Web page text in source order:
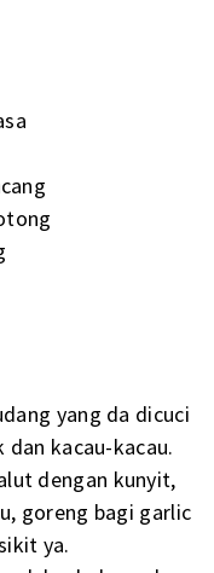
yang da dicuci
dan kacau-kacau.
dengan kunyit,
goreng bagi garlic
ya.